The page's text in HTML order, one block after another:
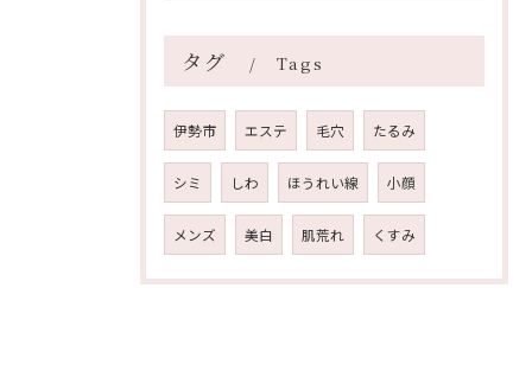
タグ Tags
伊勢市 エステ 毛穴 たるみ
シミ しわ ほうれい線 小顔
メンズ 美白 肌荒れ くすみ